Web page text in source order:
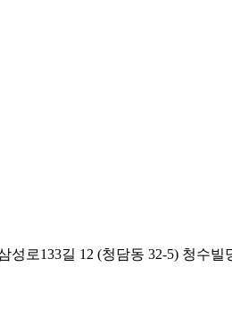
로133길 12 (청담동 32-5) 청수빌